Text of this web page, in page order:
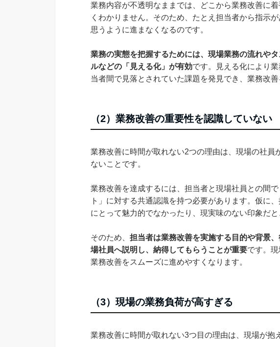
業務内容が不透明なままでは、どこから業務改善に
くわかりません。そのため、たとえ担当者から指示
思うように進まなくなるのです。
業務の実態を把握するためには、現場業務の流れや
ルなどの「見える化」が有効です。見える化により
当者間で見落とされていた課題を発見でき、業務改善
（2）業務改善の重要性を認識していない
業務改善に時間が取れない2つの理由は、現場の社員
ないことです。
業務改善を達成するには、担当者と現場社員との間
ト」に対する共通認識を持つ必要があります。仮に
にとって魅力的でなかったり、現実味のない印象だ
そのため、 担当者は業務改善を実施する目的や背景
場社員へ説明し、納得してもらうことが重要です。
業務改善をスムーズに進めやすくなります。
（3）現場の業務負荷が高すぎる
業務改善に時間が取れない3つ目の理由は、現場が抱